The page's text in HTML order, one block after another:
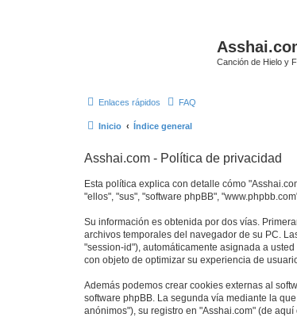
Canción de Hielo y
Enlaces rápidos FAQ
Inicio Índice general
Asshai.com - Política de privacidad
Esta política explica con detalle cómo
"ellos", "sus", "software phpBB",
Su información es obtenida por dos vías.
archivos temporales del navegador de su PC.
"session-id"), automáticamente asignada a
con objeto de optimizar su experiencia de
Además podemos crear cookies externas al
software phpBB. La segunda vía mediante la
anónimos"), su registro en "Asshai.com" (de